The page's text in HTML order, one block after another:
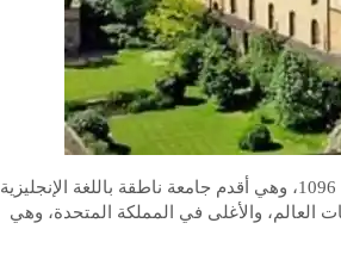
تعد جامعة أكسفورد من الجامعات العالمية العريقة، فقد تمت إنشاؤها في عام 1096، وهي أقدم جامعة ناطقة باللغة الإنجليزية
العالم، والأغلى في المملكة المتحدة، وهي